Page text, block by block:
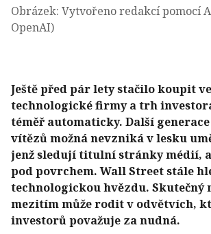
Obrázek: Vytvořeno redakcí pomocí
OpenAI)
Ještě před pár lety stačilo koupit
technologické firmy a trh
téměř automaticky. Další
vítězů možná nevzniká v lesku
jenž sledují titulní stránky médií,
pod povrchem. Wall Street stále
technologickou hvězdu. Skutečný
mezitím může rodit v odvětvích,
investorů považuje za nudná.